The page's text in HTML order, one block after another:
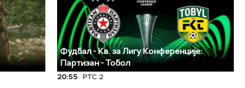
Фудбал - Кв. за Лигу Конференције:
Партизан - Тобол
20:55 РТС 2